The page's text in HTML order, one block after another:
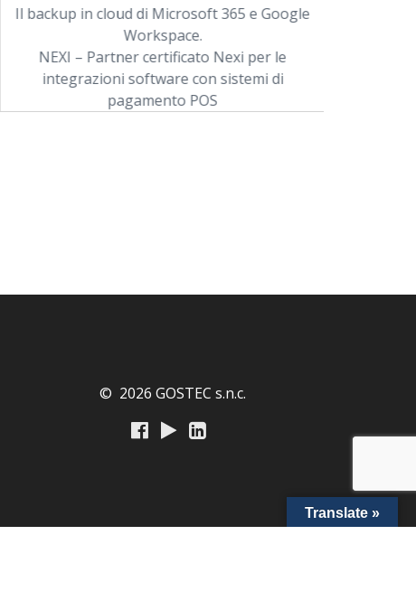
Il backup in cloud di Microsoft 365 e Google
Workspace.
NEXI – Partner certificato Nexi per le
integrazioni software con sistemi di
pagamento POS
© 2026 GOSTEC s.n.c.
Translate »